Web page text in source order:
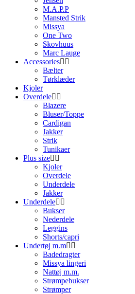
M.A.P.P
Mansted Strik
Missya
One Two
Skovhuus
Marc Lauge
Accessories
Bælter
Tørklæder
Kjoler
Overdele
Blazere
Bluser/Toppe
Cardigan
Jakker
Strik
Tunikaer
Plus size
Kjoler
Overdele
Underdele
Jakker
Underdele
Bukser
Nederdele
Leggins
Shorts/capri
Undertøj m.m
Badedragter
Missya lingeri
Nattøj m.m.
Strømpebukser
Strømper